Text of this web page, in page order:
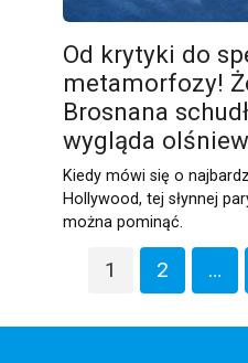
Od krytyki do
metamorfozy!
Brosnana
wygląda
Kiedy mówi się o
Hollywood, tej słynnej
można pominąć.
1 2 …